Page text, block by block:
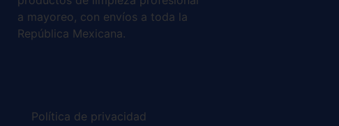
a mayoreo, con envíos a toda la
República Mexicana.
Política de privacidad